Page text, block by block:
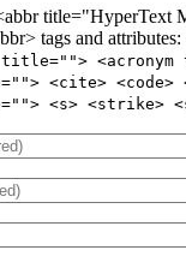
title="HyperText
tags and attributes:
<acronym
<cite> <code>
<s> <strike>